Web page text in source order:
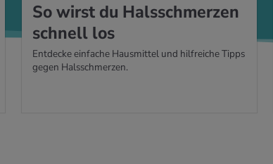
So wirst du Hals­schmer­zen
schnell los
Entdecke einfache Hausmittel und hilfreiche Tipps
gegen Halsschmerzen.